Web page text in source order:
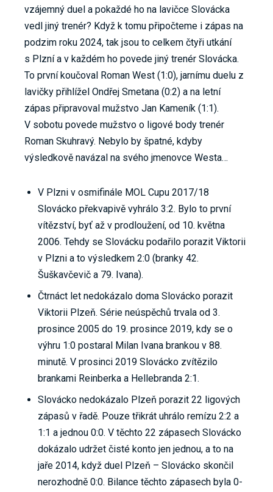
vzájemný duel a pokaždé ho na lavičce Slovácka
vedl jiný trenér? Když k tomu připočteme i zápas na
podzim roku 2024, tak jsou to celkem čtyři utkání
s Plzní a v každém ho povede jiný trenér Slovácka.
To první koučoval Roman West (1:0), jarnímu duelu z
lavičky přihlížel Ondřej Smetana (0:2) a na letní
zápas připravoval mužstvo Jan Kameník (1:1).
V sobotu povede mužstvo o ligové body trenér
Roman Skuhravý. Nebylo by špatné, kdyby
výsledkově navázal na svého jmenovce Westa…
V Plzni v osmifinále MOL Cupu 2017/18
Slovácko překvapivě vyhrálo 3:2. Bylo to první
vítězství, byť až v prodloužení, od 10. května
2006. Tehdy se Slovácku podařilo porazit Viktorii
v Plzni a to výsledkem 2:0 (branky 42.
Šuškavčevič a 79. Ivana).
Čtrnáct let nedokázalo doma Slovácko porazit
Viktorii Plzeň. Série neúspěchů trvala od 3.
prosince 2005 do 19. prosince 2019, kdy se o
výhru 1:0 postaral Milan Ivana brankou v 88.
minutě. V prosinci 2019 Slovácko zvítězilo
brankami Reinberka a Hellebranda 2:1.
Slovácko nedokázalo Plzeň porazit 22 ligových
zápasů v řadě. Pouze třikrát uhrálo remízu 2:2 a
1:1 a jednou 0:0. V těchto 22 zápasech Slovácko
dokázalo udržet čisté konto jen jednou, a to na
jaře 2014, když duel Plzeň – Slovácko skončil
nerozhodně 0:0. Bilance těchto zápasech byla 0-